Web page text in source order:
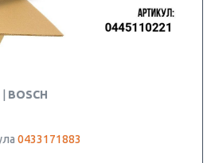
BOSCH
0433171883